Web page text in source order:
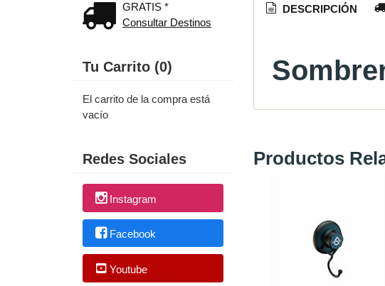
GRATIS *
Consultar Destinos
Tu Carrito (0)
El carrito de la compra está
vacío
Redes Sociales
Instagram
Facebook
Youtube
DESCRIPCIÓN
Productos